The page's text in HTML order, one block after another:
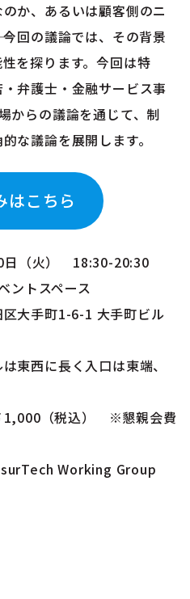
か、あるいは顧客側のニ
今回の議論では、その背景
を探ります。今回は特
弁護士・金融サービス事
からの議論を通じて、制
な議論を展開します。
はこちら
（火） 18:30-20:30
トスペース
町1-6-1 大手町ビル
長く入口は東端、
（税込） ※懇親会費
Working Group